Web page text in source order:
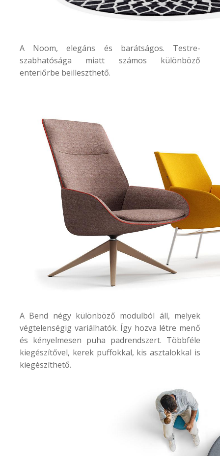
A Noom, elegáns és barátságos. Testre-
szabhatósága miatt számos különböző
enteriőrbe beilleszthető.
A Bend négy különböző modulból áll, melyek
végtelenségig variálhatók. Így hozva létre menő
és kényelmesen puha padrendszert. Többféle
kiegészítővel, kerek puffokkal, kis asztalokkal is
kiegészíthető.